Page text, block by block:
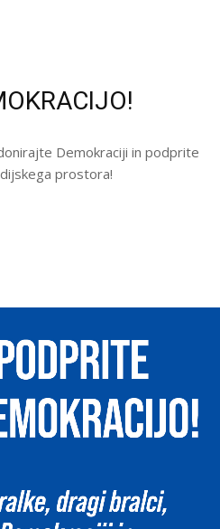
Demokraciji in podprite
prostora!